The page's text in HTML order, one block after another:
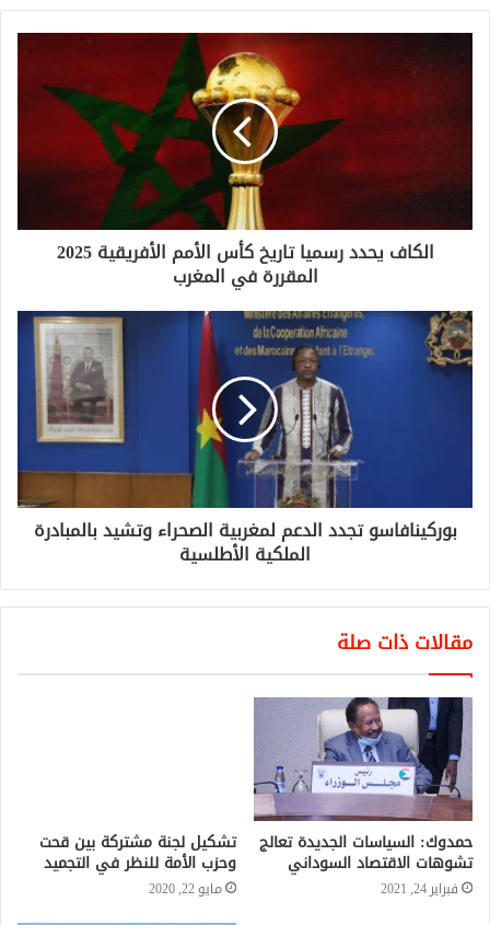
الكاف يحدد رسميا تاريخ كأس الأمم الأفريقية 2025
المقررة في المغرب
بوركينافاسو تجدد الدعم لمغربية الصحراء وتشيد بالمبادرة
الملكية الأطلسية
مقالات ذات صلة
حمدوك: السياسات الجديدة تعالج
تشوهات الاقتصاد السوداني
فبراير 24, 2021
تشكيل لجنة مشتركة بين قحت
وحزب الأمة للنظر في التجميد
مايو 22, 2020